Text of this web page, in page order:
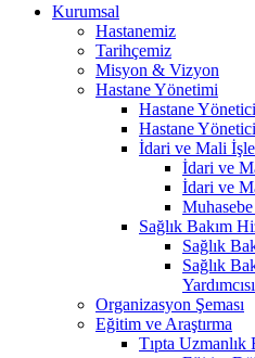
Kurumsal
Hastanemiz
Tarihçemiz
Misyon & Vizyon
Hastane Yönetimi
Hastane
Hastane Yönetici
İdari ve Mali
İdari ve
İdari ve
Muhasebe
Sağlık Bakım
Sağlık
Sağlık
Yardımcısı
Organizasyon Şeması
Eğitim ve Araştırma
Tıpta Uzmanlık